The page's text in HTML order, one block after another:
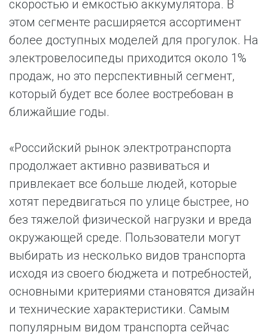
скоростью и емкостью аккумулятора. В
этом сегменте расширяется ассортимент
более доступных моделей для прогулок. На
электровелосипеды приходится около 1%
продаж, но это перспективный сегмент,
который будет все более востребован в
ближайшие годы.
«Российский рынок электротранспорта
продолжает активно развиваться и
привлекает все больше людей, которые
хотят передвигаться по улице быстрее, но
без тяжелой физической нагрузки и вреда
окружающей среде. Пользователи могут
выбирать из несколько видов транспорта
исходя из своего бюджета и потребностей,
основными критериями становятся дизайн
и технические характеристики. Самым
популярным видом транспорта сейчас